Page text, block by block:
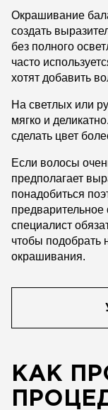
Окрашивание
создать
без полного
часто
хотят добавить
На светлых или
мягко и
сделать цвет
Если волосы
предполагает
понадобиться
специалист
чтобы подобрать
окрашивания.
КАК